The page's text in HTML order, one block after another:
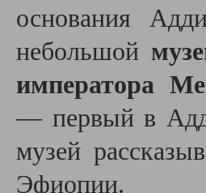
основания
небольшой
императора
— первый в
музей
Эфиопии.